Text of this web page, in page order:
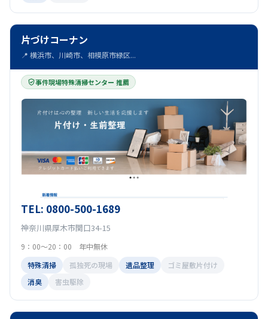
片づけコーナン
📍 横浜市、川崎市、相模原市緑区...
事件現場特殊清掃センター 推薦
TEL: 0800-500-1689
神奈川県厚木市関口34-15
9：00～20：00 年中無休
特殊清掃
孤独死の現場 遺品整理
ゴミ屋敷片付け
消臭
害虫駆除